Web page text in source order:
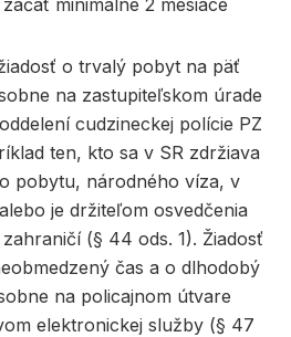
minimálne 2 mesiace
o trvalý pobyt na päť
na zastupiteľskom úrade
cudzineckej polície PZ
ten, kto sa v SR zdržiava
pobytu, národného víza, v
je držiteľom osvedčenia
(§ 44 ods. 1). Žiadosť
čas a o dlhodobý
na policajnom útvare
elektronickej služby (§ 47